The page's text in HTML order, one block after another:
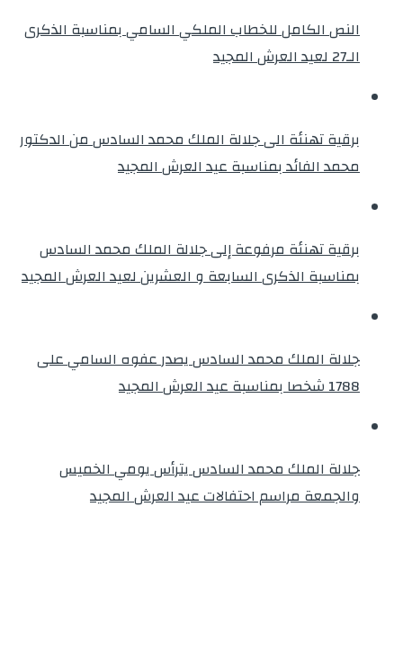
النص الكامل للخطاب الملكي السامي بمناسبة الذكرى
الـ27 لعيد العرش المجيد
برقية تهنئة الى جلالة الملك محمد السادس من الدكتور
محمد الفائد بمناسبة عيد العرش المجيد
برقية تهنئة مرفوعة إلى جلالة الملك محمد السادس
بمناسبة الذكرى السابعة و العشرين لعيد العرش المجيد
جلالة الملك محمد السادس يصدر عفوه السامي على
1788 شخصا بمناسبة عيد العرش المجيد
جلالة الملك محمد السادس يترأس يومي الخميس
والجمعة مراسم احتفالات عيد العرش المجيد